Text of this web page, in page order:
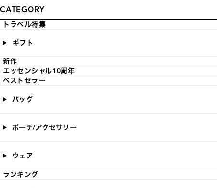
CATEGORY
トラベル特集
ギフト
新作
エッセンシャル10周年
ベストセラー
バッグ
ポーチ/アクセサリー
ウェア
ランキング